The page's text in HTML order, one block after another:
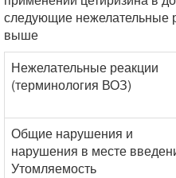
следующие нежелательные
выше
Нежелательные реакции
(терминология ВОЗ)
Общие нарушения и
нарушения в месте
Утомляемость